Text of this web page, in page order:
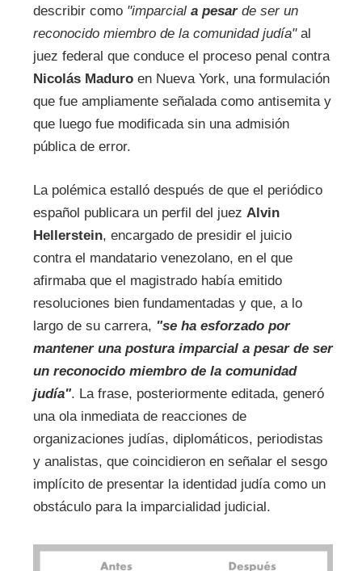
describir como "imparcial a pesarde ser un
reconocido miembro de la comunidad judía"al
juez federal que conduce el proceso penal contra
Nicolás Maduroen Nueva York, una formulación
que fue ampliamente señalada como antisemita y
que luego fue modificada sin una admisión
pública de error.
La polémica estalló después de que el periódico
español publicara un perfil del juez Alvin
Hellerstein, encargado de presidir el juicio
contra el mandatario venezolano, en el que
afirmaba que el magistrado había emitido
resoluciones bien fundamentadas y que, a lo
largo de su carrera, "se ha esforzado por
mantener una postura imparcial a pesar de ser
un reconocido miembro de la comunidad
judía". La frase, posteriormente editada, generó
una ola inmediata de reacciones de
organizaciones judías, diplomáticos, periodistas
y analistas, que coincidieron en señalar el sesgo
implícito de presentar la identidad judía como un
obstáculo para la imparcialidad judicial.